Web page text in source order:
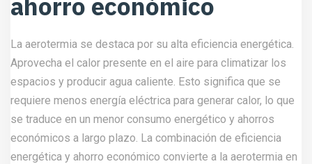
La aerotermia se destaca por su alta eficiencia energética.
Aprovecha el calor presente en el aire para climatizar los
espacios y producir agua caliente. Esto significa que se
requiere menos energía eléctrica para generar calor, lo que
se traduce en un menor consumo energético y ahorros
económicos a largo plazo. La combinación de eficiencia
energética y ahorro económico convierte a la aerotermia en